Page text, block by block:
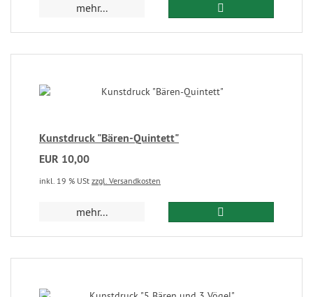
mehr...
Kunstdruck "Bären-Quintett"
EUR 10,00
inkl. 19 % USt zzgl. Versandkosten
mehr...